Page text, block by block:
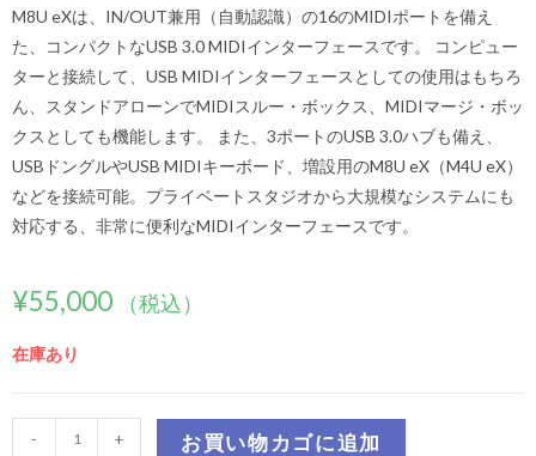
M8U eXは、IN/OUT兼用（自動認識）の16のMIDIポートを備え
た、コンパクトなUSB 3.0 MIDIインターフェースです。 コンピュー
ターと接続して、USB MIDIインターフェースとしての使用はもちろ
ん、スタンドアローンでMIDIスルー・ボックス、MIDIマージ・ボッ
クスとしても機能します。 また、3ポートのUSB 3.0ハブも備え、
USBドングルやUSB MIDIキーボード、増設用のM8U eX（M4U eX）
などを接続可能。プライベートスタジオから大規模なシステムにも
対応する、非常に便利なMIDIインターフェースです。
¥55,000 （税込）
在庫あり
- + お買い物カゴに追加